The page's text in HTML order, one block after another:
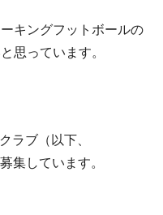
キングフットボールの
思っています。
ラブ（以下、
集しています。